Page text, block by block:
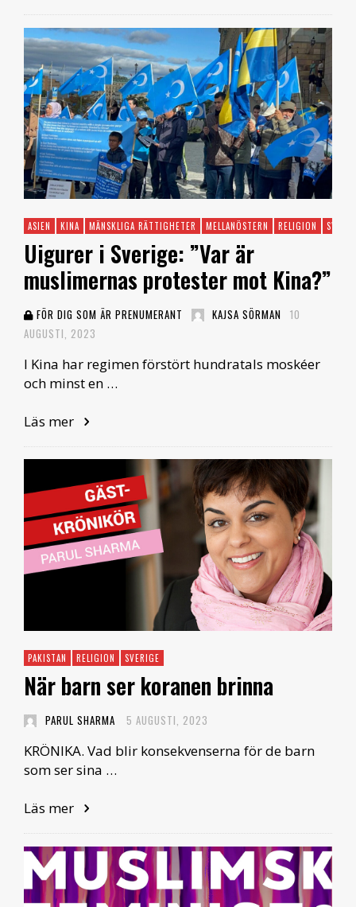
ASIEN KINA MÄNSKLIGA RÄTTIGHETER MELLANÖSTERN RELIGION
Uigurer i Sverige: ”Var är
muslimernas protester mot Kina?”
FÖR DIG SOM ÄR PRENUMERANT KAJSA SÖRMAN 10
AUGUSTI, 2023
I Kina har regimen förstört hundratals moskéer
och minst en …
Läs mer
PAKISTAN RELIGION SVERIGE
När barn ser koranen brinna
PARUL SHARMA 5 AUGUSTI, 2023
KRÖNIKA. Vad blir konsekvenserna för de barn
som ser sina …
Läs mer